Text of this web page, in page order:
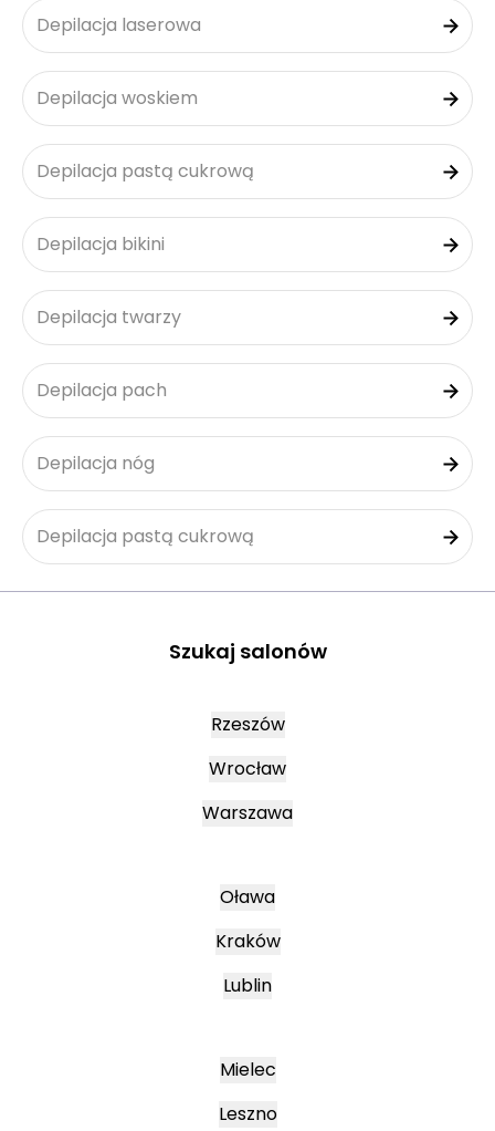
Depilacja laserowa
Depilacja woskiem
Depilacja pastą cukrową
Depilacja bikini
Depilacja twarzy
Depilacja pach
Depilacja nóg
Depilacja pastą cukrową
Szukaj salonów
Rzeszów
Wrocław
Warszawa
Oława
Kraków
Lublin
Mielec
Leszno